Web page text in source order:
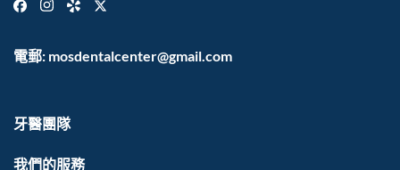
電郵: mosdentalcenter@gmail.com
牙醫團隊
我們的服務